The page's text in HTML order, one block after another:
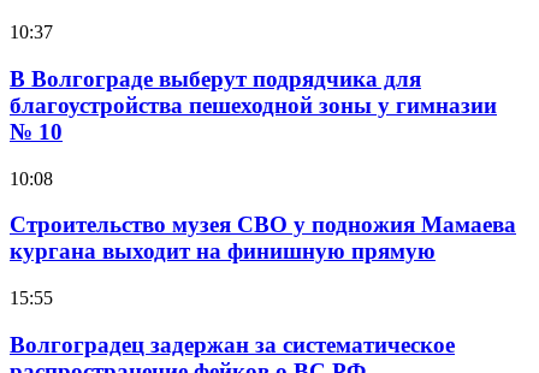
10:37
В Волгограде выберут подрядчика для
благоустройства пешеходной зоны у гимназии
№ 10
10:08
Строительство музея СВО у подножия Мамаева
кургана выходит на финишную прямую
15:55
Волгоградец задержан за систематическое